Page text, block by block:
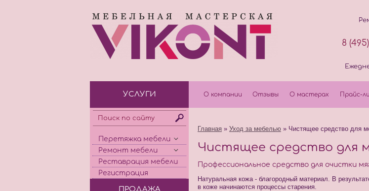
8
УСЛУГИ О компании Отзывы О мастерах Прайс-
Перетяжка мебели
Ремонт мебели
Реставрация мебели
Регистрация
ПРОДАЖА
Главная » Уход за мебелью » Чистящее средство для
Чистящее средство для
Профессиональное средство для очистки
Натуральная кожа - благородный материал. В
в коже начинаются процессы старения.